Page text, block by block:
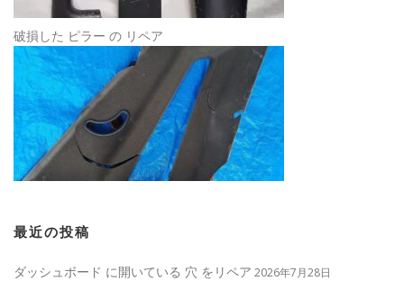
破損した ピラー の リペア
最近の投稿
ダッシュボード に開いている 穴 をリペア 2026年7月28日